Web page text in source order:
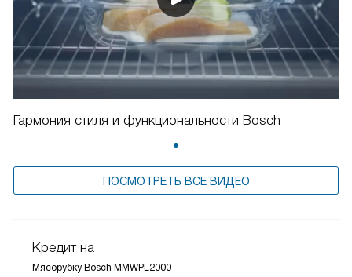
Гармония стиля и функциональности Bosch
ПОСМОТРЕТЬ ВСЕ ВИДЕО
Кредит на
Мясорубку Bosch MMWPL2000